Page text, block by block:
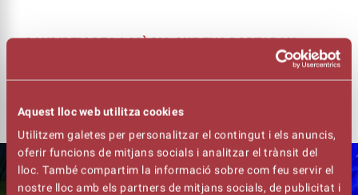
Aquest lloc web utilitza cookies
Utilitzem galetes per personalitzar el contingut i els anuncis,
oferir funcions de mitjans socials i analitzar el trànsit del
lloc. També compartim la informació sobre com feu servir el
nostre lloc amb els partners de mitjans socials, de publicitat i
GAUDIREM DE LA MÀGIA QUE ENS PORTARAN
MAGS D’ARREU D’EUROPA. PREPAREU-VOS PER
SOMIAR!